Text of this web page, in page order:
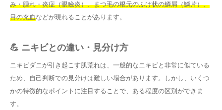
み・腫れ・炎症（眼瞼炎）、まつ毛の根元のふけ状の鱗屑（鱗片）、
目の充血などが現れることがあります。
💪 ニキビとの違い・見分け方
ニキビダニが引き起こす肌荒れは、一般的なニキビと非常に似ている
ため、自己判断での見分けは難しい場合があります。しかし、いくつ
かの特徴的なポイントに注目することで、ある程度の区別ができま
す。